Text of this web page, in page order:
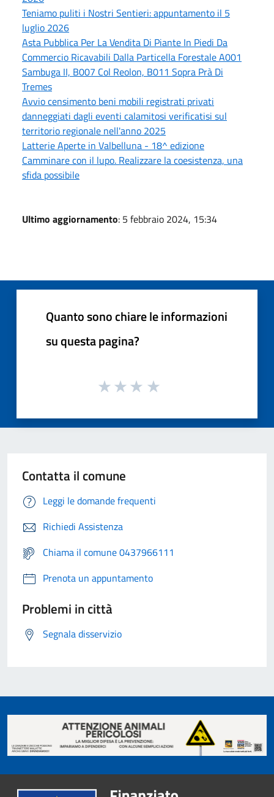
Teniamo puliti i Nostri Sentieri: appuntamento il 5
luglio 2026
Asta Pubblica Per La Vendita Di Piante In Piedi Da
Commercio Ricavabili Dalla Particella Forestale A001
Sambuga II, B007 Col Reolon, B011 Sopra Prà Di
Tremes
Avvio censimento beni mobili registrati privati
danneggiati dagli eventi calamitosi verificatisi sul
territorio regionale nell'anno 2025
Latterie Aperte in Valbelluna - 18^ edizione
Camminare con il lupo. Realizzare la coesistenza, una
sfida possibile
Ultimo aggiornamento: 5 febbraio 2024, 15:34
Quanto sono chiare le informazioni
su questa pagina?
Contatta il comune
Leggi le domande frequenti
Richiedi Assistenza
Chiama il comune 0437966111
Prenota un appuntamento
Problemi in città
Segnala disservizio